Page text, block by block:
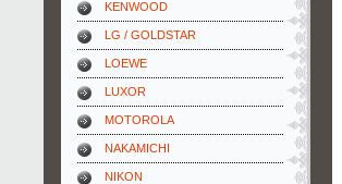
KENWOOD
LG / GOLDSTAR
LOEWE
LUXOR
MOTOROLA
NAKAMICHI
NIKON